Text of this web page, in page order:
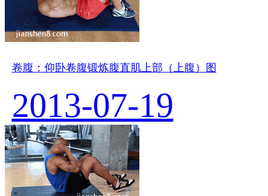
卷腹：仰卧卷腹锻炼腹直肌上部（上腹）图
2013-07-19